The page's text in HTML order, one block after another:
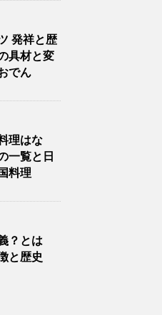
発祥と歴
具材と変
でん
理はな
一覧と日
料理
？とは
と歴史